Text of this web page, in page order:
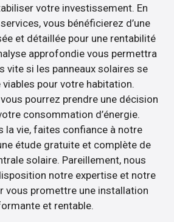
votre investissement. En
vous bénéficierez d’une
et détaillée pour une rentabilité
approfondie vous permettra
vite si les panneaux solaires se
pour votre habitation.
pourrez prendre une décision
consommation d’énergie.
la vie, faites confiance à notre
étude gratuite et complète de
solaire. Pareillement, nous
notre expertise et notre
vous promettre une installation
et rentable.